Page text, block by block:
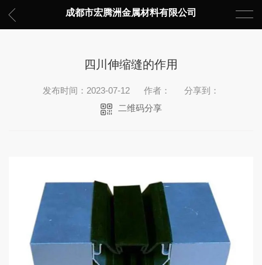
成都市宏腾洲金属材料有限公司
四川伸缩缝的作用
发布时间：2023-07-12 作者：
分享到：
二维码分享